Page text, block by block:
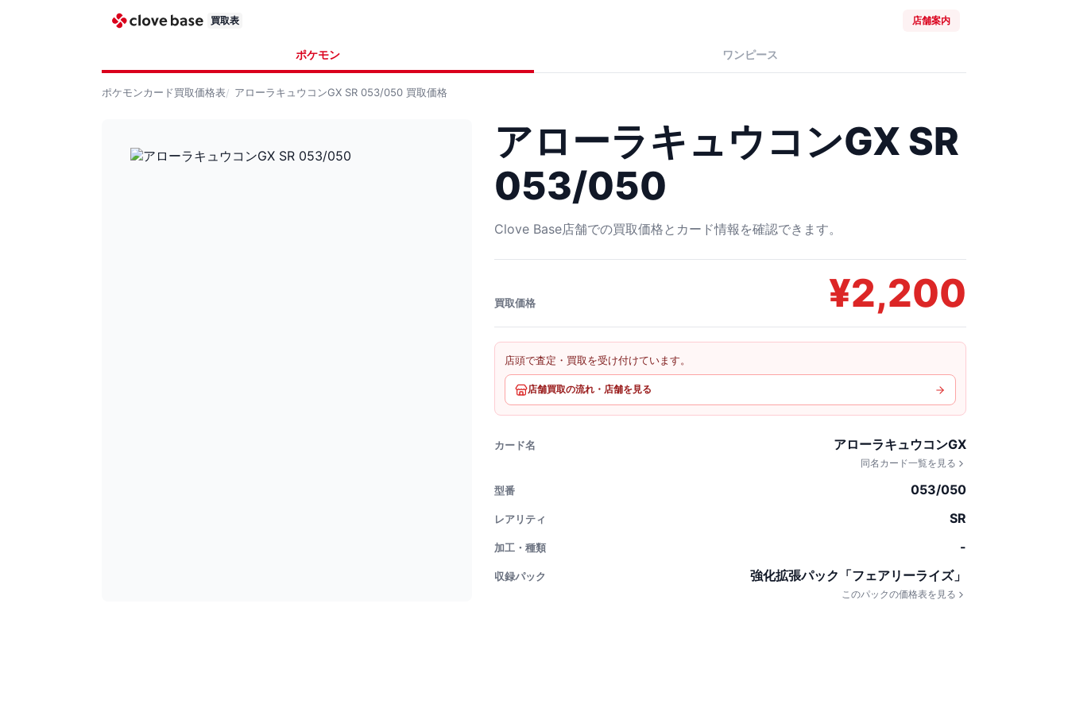
買取表 店舗案内
ポケモン ワンピース
ポケモンカード買取価格表 アローラキュウコンGX SR 053/050 買取価格
アローラキュウコンGX SR
053/050
Clove Base店舗での買取価格とカード情報を確認できます。
買取価格 ¥2,200
店頭で査定・買取を受け付けています。
店舗買取の流れ・店舗を見る
カード名 アローラキュウコンGX
同名カード一覧を見る
型番 053/050
レアリティ SR
加工・種類 -
収録パック 強化拡張パック「フェアリーライズ」
このパックの価格表を見る